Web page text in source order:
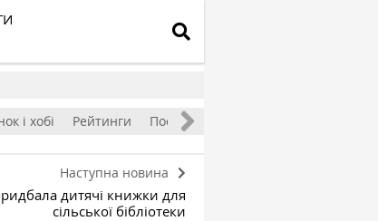
і хобі Рейтинги Посівний календар
Наступна новина
дитячі книжки для
сільської бібліотеки